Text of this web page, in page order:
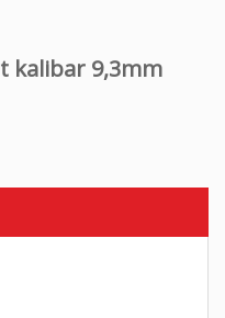
kalibar 9,3mm